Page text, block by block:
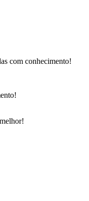
com conhecimento!